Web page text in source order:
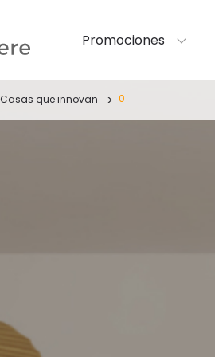
Promociones
Casas que innovan 0